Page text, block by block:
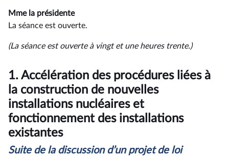
Mme la présidente
La séance est ouverte.
(La séance est ouverte à vingt et une heures trente.)
1. Accélération des procédures liées à
la construction de nouvelles
installations nucléaires et
fonctionnement des installations
existantes
Suite de la discussion d’un projet de loi